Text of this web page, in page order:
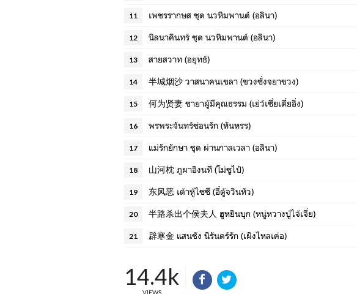
11 เพชรรากษส ชุด นวหิมพานต์ (อลินา)
12 นิลนาคินทร์ ชุด นวหิมพานต์ (อลินา)
13 สายสวาท (อยุทธ์)
14 半城烟沙 วาสนาคนเขลา (ขวงซั่งจยาขวง)
15 何为贤妻 ชายาผู้มีคุณธรรม (เย่ว์เซี่ยเตี๋ยอิ่ง)
16 พรพระจันทร์ซ่อนรัก (หันหรร)
17 แม่รักยักษา ชุด ผ่านกาลเวลา (อลินา)
18 山河枕 ภูผาอิงนที (โม่ซูไป๋)
19 东风恶 เต้าหู้ไซซี (อี๋ตู้จวินหัว)
20 半路杀出个侯夫人 ฮูหยินบุก (หนู่หวางปู่ไจ้เจี่ย)
21 辟寒金 แสนชัง นิรันดร์รัก (เผิงไหลเค่อ)
14.4k
VIEWS